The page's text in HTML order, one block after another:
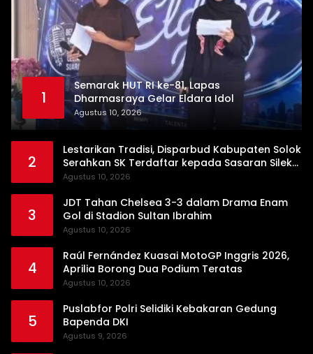
1
Semarak HUT RI ke-81, Lapas
Dharmasraya Gelar Eldara Idol
Agustus 10, 2026
2
Lestarikan Tradisi, Disparbud Kabupaten Solok
Serahkan SK Terdaftar kepada Sasaran Silek
Tuo Langkah Ampek Lipek Pageh
Agustus 10, 2026
3
JDT Tahan Chelsea 3-3 dalam Drama Enam
Gol di Stadion Sultan Ibrahim
Agustus 10, 2026
4
Raúl Fernández Kuasai MotoGP Inggris 2026,
Aprilia Borong Dua Podium Teratas
Agustus 10, 2026
5
Puslabfor Polri Selidiki Kebakaran Gedung
Bapenda DKI
Agustus 9, 2026